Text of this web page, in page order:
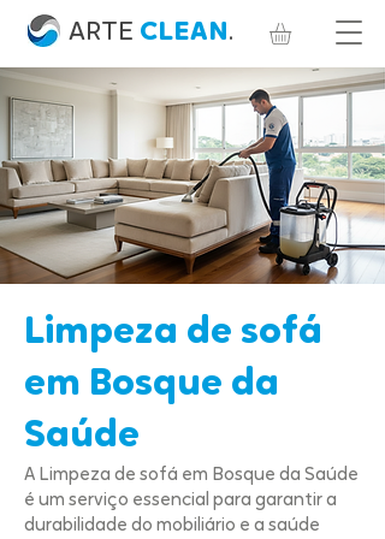
ARTE CLEAN.
Limpeza de sofá
em Bosque da
Saúde
A Limpeza de sofá em Bosque da Saúde
é um serviço essencial para garantir a
durabilidade do mobiliário e a saúde